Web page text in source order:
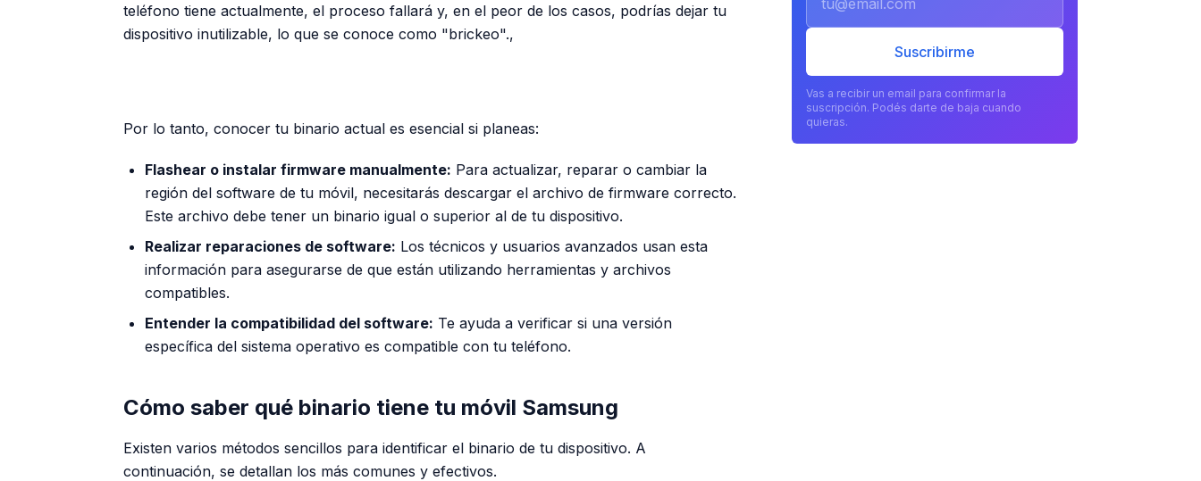
teléfono tiene actualmente, el proceso fallará y, en el peor de los casos, podrías dejar tu
dispositivo inutilizable, lo que se conoce como "brickeo".,
Por lo tanto, conocer tu binario actual es esencial si planeas:
Flashear o instalar firmware manualmente: Para actualizar, reparar o cambiar la
región del software de tu móvil, necesitarás descargar el archivo de firmware correcto.
Este archivo debe tener un binario igual o superior al de tu dispositivo.
Realizar reparaciones de software: Los técnicos y usuarios avanzados usan esta
información para asegurarse de que están utilizando herramientas y archivos
compatibles.
Entender la compatibilidad del software: Te ayuda a verificar si una versión
específica del sistema operativo es compatible con tu teléfono.
Cómo saber qué binario tiene tu móvil Samsung
Existen varios métodos sencillos para identificar el binario de tu dispositivo. A
continuación, se detallan los más comunes y efectivos.
Suscribirme
Vas a recibir un email para confirmar la
suscripción. Podés darte de baja cuando
quieras.